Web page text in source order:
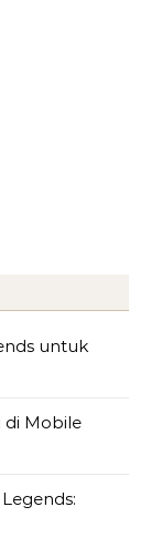
untuk
di Mobile